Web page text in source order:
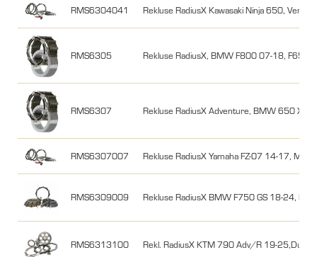
RMS6304041 Rekluse RadiusX Kawasaki Ninja 650,
RMS6305 Rekluse RadiusX, BMW F800 07-18,
RMS6307 Rekluse RadiusX Adventure, BMW 650 X-
RMS6307007 Rekluse RadiusX Yamaha FZ-07 14-17,
RMS6309009 Rekluse RadiusX BMW F750 GS 18-24,
RMS6313100 Rekl. RadiusX KTM 790 Adv/R 19-